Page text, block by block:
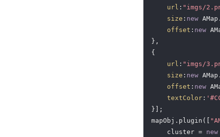
url : "imgs/
size : new
offset : new
},
{
url : "imgs/
size : new
offset : new
textColor :
}];
mapObj.plugin([
    cluster =
new